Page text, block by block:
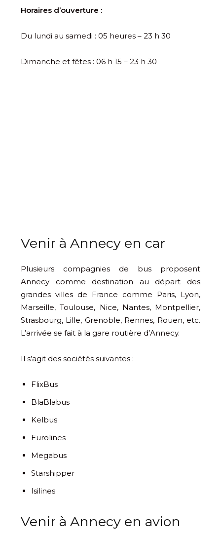
Horaires d’ouverture :
Du lundi au samedi : 05 heures – 23 h 30
Dimanche et fêtes : 06 h 15 – 23 h 30
Venir à Annecy en car
Plusieurs compagnies de bus proposent
Annecy comme destination au départ des
grandes villes de France comme Paris, Lyon,
Marseille, Toulouse, Nice, Nantes, Montpellier,
Strasbourg, Lille, Grenoble, Rennes, Rouen, etc.
L’arrivée se fait à la gare routière d’Annecy.
Il s’agit des sociétés suivantes :
FlixBus
BlaBlabus
Kelbus
Eurolines
Megabus
Starshipper
Isilines
Venir à Annecy en avion